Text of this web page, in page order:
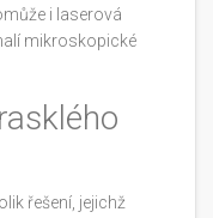
i laserová
mikroskopické
řešení, jejichž